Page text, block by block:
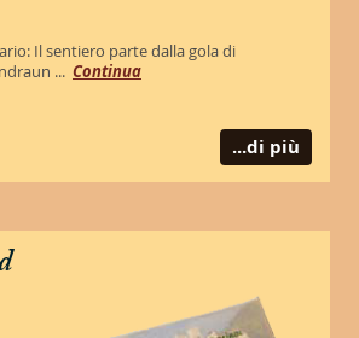
Il sentiero parte dalla gola di
... Continua
...di più